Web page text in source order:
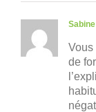
Vous
de